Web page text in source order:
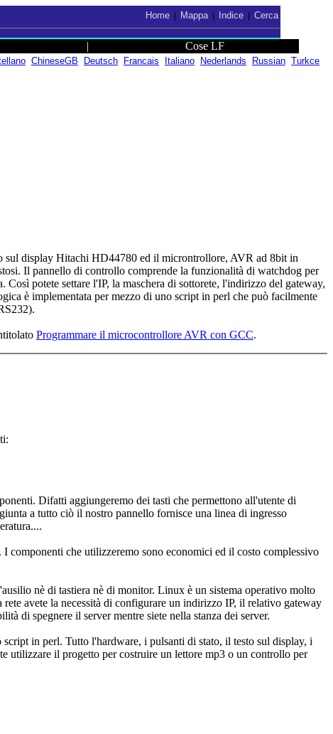
Home| Mappa| Indice| Cerca
| Cose LF
ChineseGB Deutsch Francais Italiano Nederlands Russian Turkce
sul display Hitachi HD44780 ed il microntrollore, AVR ad 8bit in
Il pannello di controllo comprende la funzionalità di watchdog per
potete settare l'IP, la maschera di sottorete, l'indirizzo del gateway,
è implementata per mezzo di uno script in perl che può facilmente
Programmare il microcontrollore AVR con GCC.
Difatti aggiungeremo dei tasti che permettono all'utente di
a tutto ciò il nostro pannello fornisce una linea di ingresso
componenti che utilizzeremo sono economici ed il costo complessivo
nè di tastiera nè di monitor. Linux è un sistema operativo molto
avete la necessità di configurare un indirizzo IP, il relativo gateway
di spegnere il server mentre siete nella stanza dei server.
in perl. Tutto l'hardware, i pulsanti di stato, il testo sul display, i
utilizzare il progetto per costruire un lettore mp3 o un controllo per